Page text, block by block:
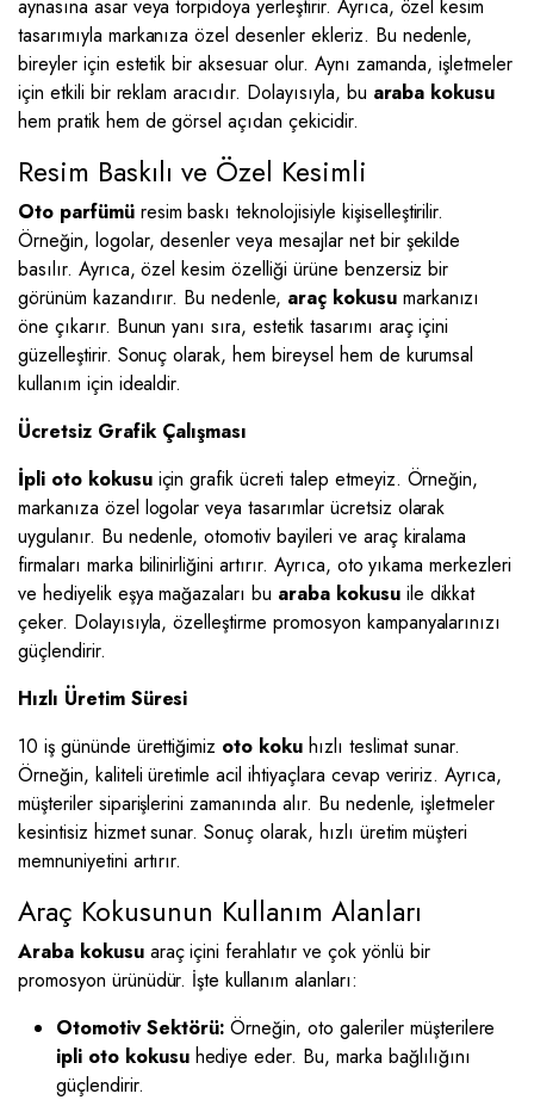
aynasına asar veya torpidoya yerleştirir. Ayrıca, özel kesim
tasarımıyla markanıza özel desenler ekleriz. Bu nedenle,
bireyler için estetik bir aksesuar olur. Aynı zamanda, işletmeler
için etkili bir reklam aracıdır. Dolayısıyla, bu araba kokusu
hem pratik hem de görsel açıdan çekicidir.
Resim Baskılı ve Özel Kesimli
Oto parfümüresim baskı teknolojisiyle kişiselleştirilir.
Örneğin, logolar, desenler veya mesajlar net bir şekilde
basılır. Ayrıca, özel kesim özelliği ürüne benzersiz bir
görünüm kazandırır. Bu nedenle, araç kokusumarkanızı
öne çıkarır. Bunun yanı sıra, estetik tasarımı araç içini
güzelleştirir. Sonuç olarak, hem bireysel hem de kurumsal
kullanım için idealdir.
Ücretsiz Grafik Çalışması
İpli oto kokusuiçin grafik ücreti talep etmeyiz. Örneğin,
markanıza özel logolar veya tasarımlar ücretsiz olarak
uygulanır. Bu nedenle, otomotiv bayileri ve araç kiralama
firmaları marka bilinirliğini artırır. Ayrıca, oto yıkama merkezleri
ve hediyelik eşya mağazaları bu araba kokusuile dikkat
çeker. Dolayısıyla, özelleştirme promosyon kampanyalarınızı
güçlendirir.
Hızlı Üretim Süresi
10 iş gününde ürettiğimiz oto koku hızlı teslimat sunar.
Örneğin, kaliteli üretimle acil ihtiyaçlara cevap veririz. Ayrıca,
müşteriler siparişlerini zamanında alır. Bu nedenle, işletmeler
kesintisiz hizmet sunar. Sonuç olarak, hızlı üretim müşteri
memnuniyetini artırır.
Araç Kokusunun Kullanım Alanları
Araba kokusuaraç içini ferahlatır ve çok yönlü bir
promosyon ürünüdür. İşte kullanım alanları:
Otomotiv Sektörü: Örneğin, oto galeriler müşterilere
ipli oto kokusuhediye eder. Bu, marka bağlılığını
güçlendirir.